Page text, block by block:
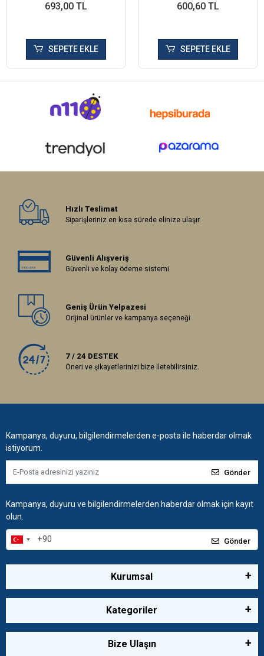
693,00 TL
SEPETE EKLE
600,60 TL
SEPETE EKLE
Hızlı Teslimat
Siparişleriniz en kısa sürede elinize ulaşır.
Güvenli Alışveriş
Güvenli ve kolay ödeme sistemi
Geniş Ürün Yelpazesi
Orijinal ürünler ve kampanya seçeneği
7 / 24 DESTEK
Öneri ve şikayetlerinizi bize iletebilirsiniz.
Kampanya, duyuru, bilgilendirmelerden e-posta ile haberdar olmak
istiyorum.
Gönder
Kampanya, duyuru ve bilgilendirmelerden haberdar olmak için kayıt
olun.
Gönder
Kurumsal
Kategoriler
Bize Ulaşın